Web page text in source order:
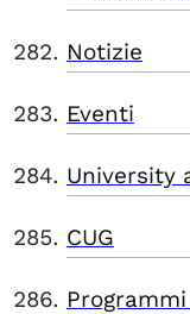
Notizie
Eventi
University
CUG